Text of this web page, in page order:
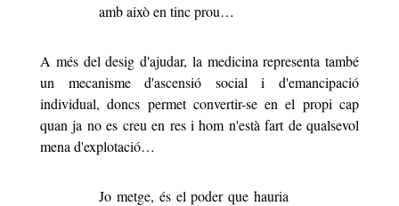
amb això en tinc prou…
A més del desig d'ajudar, la medicina representa també
un mecanisme d'ascensió social i d'emancipació
individual, doncs permet convertir-se en el propi cap
quan ja no es creu en res i hom n'està fart de qualsevol
mena d'explotació…
Jo metge, és el poder que hauria